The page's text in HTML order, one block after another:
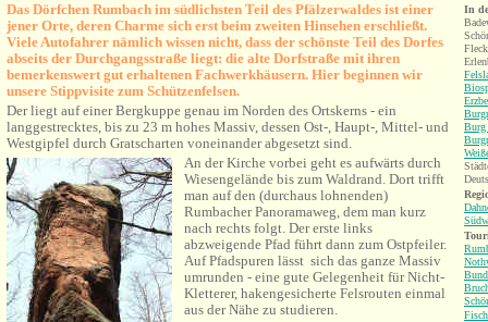
Das Dörfchen Rumbach im südlichsten Teil des Pfälzerwaldes ist einer
jener Orte, deren Charme sich erst beim zweiten Hinsehen erschließt.
Viele Autofahrer nämlich wissen nicht, dass der schönste Teil des Dorfes
abseits der Durchgangsstraße liegt: die alte Dorfstraße mit ihren
bemerkenswert gut erhaltenen Fachwerkhäusern. Hier beginnen wir
unsere Stippvisite zum Schützenfelsen.
Der liegt auf einer Bergkuppe genau im Norden des Ortskerns - ein
langgestrecktes, bis zu 23 m hohes Massiv, dessen Ost-, Haupt-, Mittel- und
Westgipfel durch Gratscharten voneinander abgesetzt sind.
An der Kirche vorbei geht es aufwärts durch
Wiesengelände bis zum Waldrand. Dort trifft
man auf den (durchaus lohnenden)
Rumbacher Panoramaweg, dem man kurz
nach rechts folgt. Der erste links
abzweigende Pfad führt dann zum Ostpfeiler.
Auf Pfadspuren lässt sich das ganze Massiv
umrunden - eine gute Gelegenheit für Nicht-
Kletterer, hakengesicherte Felsrouten einmal
aus der Nähe zu studieren.
In
Burg